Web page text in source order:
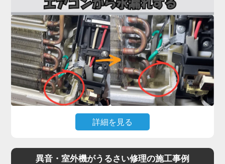
センサー故障、室外機の通気不良など、複数の要因
が絡んでいるケースもあります。
実際の現場では、長年メンテナンスを行っていない
機種で、フィン目詰まりや冷媒回路の不調、ファン
モーター・基板の劣化が重なり、本来の冷却性能の
半分以下しか発揮できていない状態も珍しくありま
せん。
「冷えが弱い」程度の軽微な症状を放置すると、コ
ンプレッサーが過負荷で焼き付くなど高額修理に発
ないトラブルに対して原因を切り分けながら点検
詳細を見る
いるといった「水漏れ」トラブルは、当店でも夏場
異音・室外機がうるさい修理の施工事例